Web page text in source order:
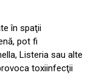
în spaţii
pot fi
Listeria sau alte
toxiinfecţii